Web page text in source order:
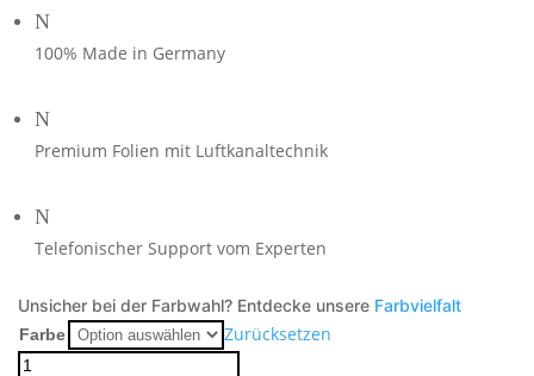
N
100% Made in Germany
N
Premium Folien mit Luftkanaltechnik
N
Telefonischer Support vom Experten
Unsicher bei der Farbwahl? Entdecke unsere Farbvielfalt
Farbe
Zurücksetzen
MT125